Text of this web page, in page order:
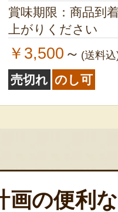
賞味期限：商品到
上がりください
￥3,500 ～ (送料
売切れ のし可
画の便利